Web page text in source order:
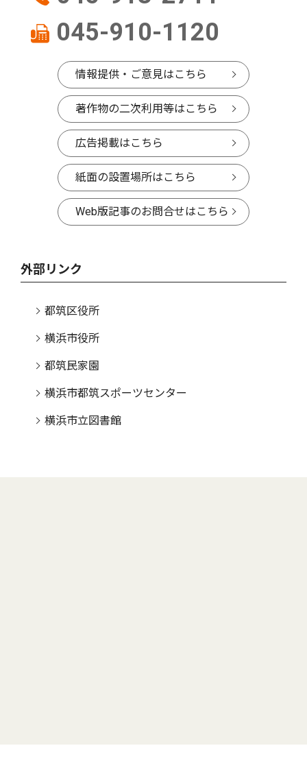
045-910-1120
情報提供・ご意見はこちら
著作物の二次利用等はこちら
広告掲載はこちら
紙面の設置場所はこちら
Web版記事のお問合せはこちら
外部リンク
都筑区役所
横浜市役所
都筑民家園
横浜市都筑スポーツセンター
横浜市立図書館